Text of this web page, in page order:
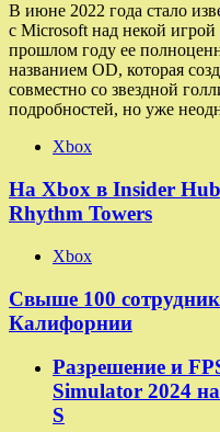
В июне 2022 года стало
с Microsoft над некой
прошлом году ее
названием OD, которая
совместно со звездной
подробностей, но уже
Xbox
На Xbox в Insider
Rhythm Towers
Xbox
Свыше 100
Калифорнии
Разрешение и
Simulator 2024
S